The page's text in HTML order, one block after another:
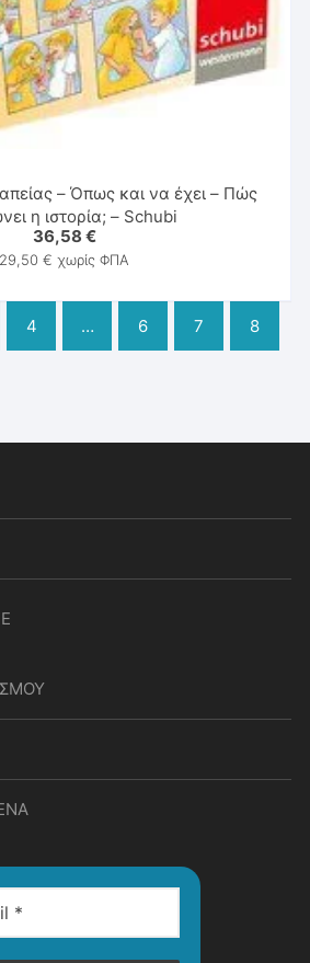
– Όπως και να έχει – Πώς
η ιστορία; – Schubi
36,58 €
29,50€ χωρίς ΦΠΑ
4 … 6 7 8